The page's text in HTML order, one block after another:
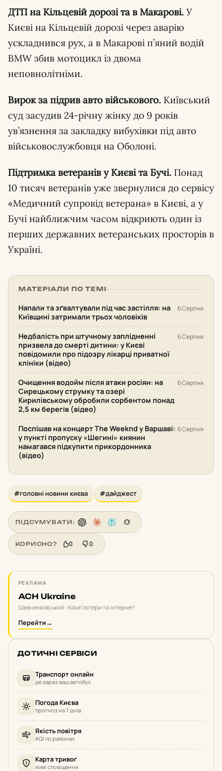
ДТП на Кільцевій дорозі та в Макарові. У
Києві на Кільцевій дорозі через аварію
ускладнився рух, а в Макарові п’яний водій
BMW збив мотоцикл із двома
неповнолітніми.
Вирок за підрив авто військового. Київський
суд засудив 24-річну жінку до 9 років
ув’язнення за закладку вибухівки під авто
військовослужбовця на Оболоні.
Підтримка ветеранів у Києві та Бучі. Понад
10 тисяч ветеранів уже звернулися до сервісу
«Медичний супровід ветерана» в Києві, а у
Бучі найближчим часом відкриють один із
перших державних ветеранських просторів в
Україні.
МАТЕРІАЛИ ПО ТЕМІ
Напали та зґвалтували під час застілля: на
Київщині затримали трьох чоловіків
6 Серпня
Недбалість при штучному заплідненні
призвела до смерті дитини: у Києві
повідомили про підозру лікарці приватної
клініки (відео)
6 Серпня
Очищення водойм після атаки росіян: на
Сирецькому струмку та озері
Кирилівському обробили сорбентом понад
2,5 км берегів (відео)
6 Серпня
Поспішав на концерт The Weeknd у Варшаві:
у пункті пропуску «Шегині» киянин
намагався підкупити прикордонника
(відео)
6 Серпня
#головні новини києва #дайджест
ПІДСУМУВАТИ:
КОРИСНО? 0 0
РЕКЛАМА
ACH Ukraine
Шевченківський · Комп'ютери та інтернет
Перейти→
ДОТИЧНІ СЕРВІСИ
Транспорт онлайн
де зараз ваш автобус
Погода Києва
прогноз на 7 днів
Якість повітря
AQI по районах
Карта тривог
живі сповіщення